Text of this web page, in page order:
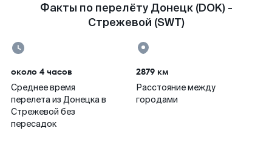
Факты по перелёту Донецк (DOK) -
Стрежевой (SWT)
около 4 часов
Среднее время
перелета из Донецка в
Стрежевой без
пересадок
2879 км
Расстояние между
городами